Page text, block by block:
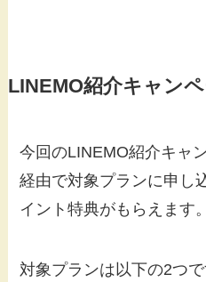
LINEMO紹介キャン
今回のLINEMO紹介キャ
経由で対象プランに申し
イント特典がもらえます。
対象プランは以下の2つで